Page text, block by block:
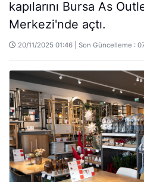
kapılarını Bursa As
Merkezi'nde açtı.
20/11/2025 01:46 | Son Güncelleme :